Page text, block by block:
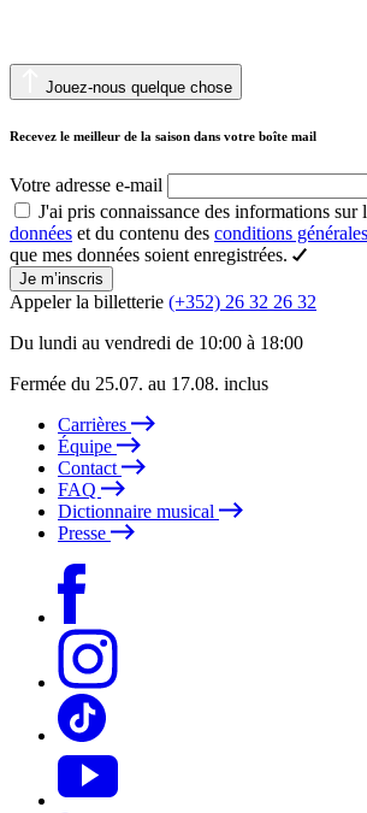
Jouez-nous quelque chose
Recevez le meilleur de la saison dans votre boîte mail
Votre adresse e-mail
J'ai pris connaissance des informations sur
données et du contenu des conditions
que mes données soient enregistrées.
Je m’inscris
Appeler la billetterie (+352) 26 32 26 32
Du lundi au vendredi de 10:00 à 18:00
Fermée du 25.07. au 17.08. inclus
Carrières
Équipe
Contact
FAQ
Dictionnaire musical
Presse